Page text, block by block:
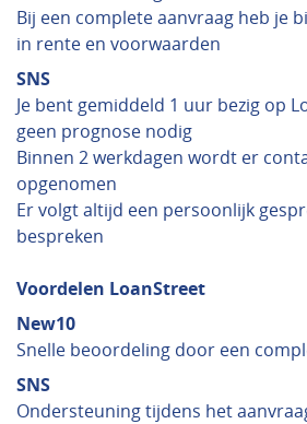
Bij een complete aanvraag heb je
in rente en voorwaarden
SNS
Je bent gemiddeld 1 uur bezig op
geen prognose nodig
Binnen 2 werkdagen wordt er
opgenomen
Er volgt altijd een persoonlijk
bespreken
Voordelen LoanStreet
New10
Snelle beoordeling door een
SNS
Ondersteuning tijdens het